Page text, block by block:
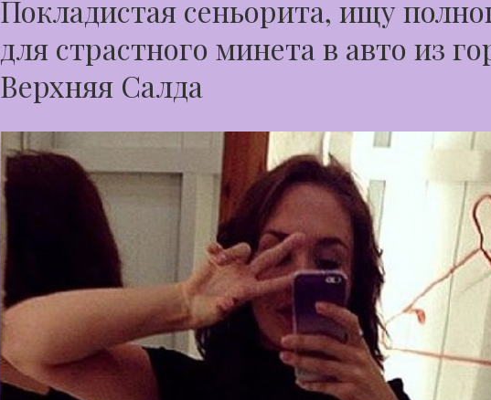
Покладистая сеньорита, ищу
для страстного минета в авто из
Верхняя Салда